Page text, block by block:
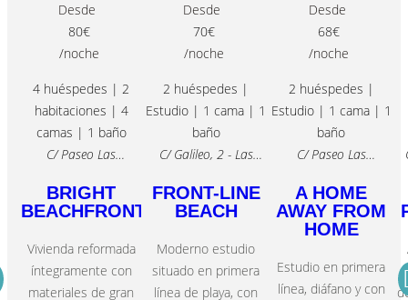
Desde
80€
/noche
4 huéspedes | 2
habitaciones | 4
camas | 1 baño
C/ Paseo Las
Palmas De Gran
Canaria
BRIGHT
BEACHFRONT
Vivienda reformada
íntegramente con
materiales de gran
Desde
70€
/noche
2 huéspedes |
Estudio | 1 cama | 1
baño
C/ Galileo, 2 - Las
Canaria
FRONT-LINE
BEACH
Moderno estudio
situado en primera
línea de playa, con
Desde
68€
/noche
2 huéspedes |
Estudio | 1 cama | 1
baño
C/ Paseo Las
Palmas De Gran
Canaria
A HOME
AWAY FROM
HOME
Estudio en primera
línea, diáfano y con